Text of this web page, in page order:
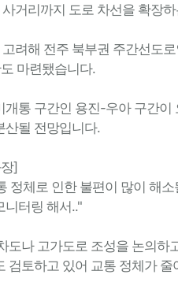
거리까지 도로 차선을 확장
려해 전주 북부권 주간선도
마련됐습니다.
개통 구간인 용진-우아 구간
산될 전망입니다.
]
정체로 인한 불편이 많이 해
니터링 해서.."
도나 고가도로 조성을 논의하
검토하고 있어 교통 정체가